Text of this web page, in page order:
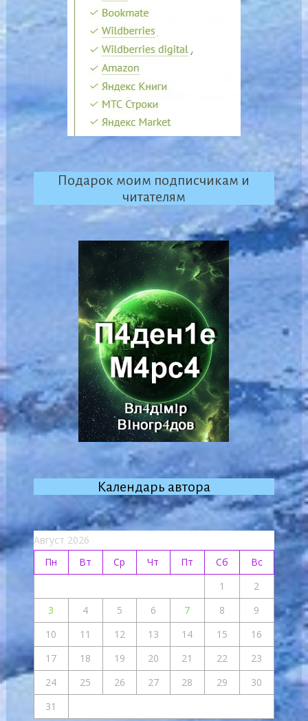
Подарок моим подписчикам и
читателям
Календарь автора
Август 2026
Пн
Вт Ср Чт Пт Сб
Вс
1
2
3
4 5 6 7 8
9
10
11 12 13 14 15
16
17
18 19 20 21 22
23
24
25 26 27 28 29
30
31